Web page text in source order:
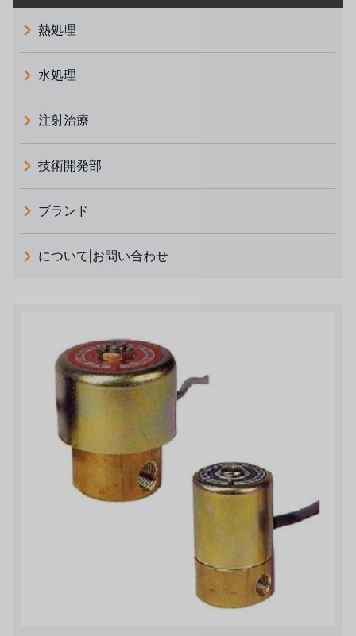
熱処理
水処理
注射治療
技術開発部
ブランド
義大利 ATLAS
デモブランド
USダウ
アイデックスUSA
US CLACK
エマーソン、アメリカ
について|お問い合わせ
リクルートリセラーフォーム